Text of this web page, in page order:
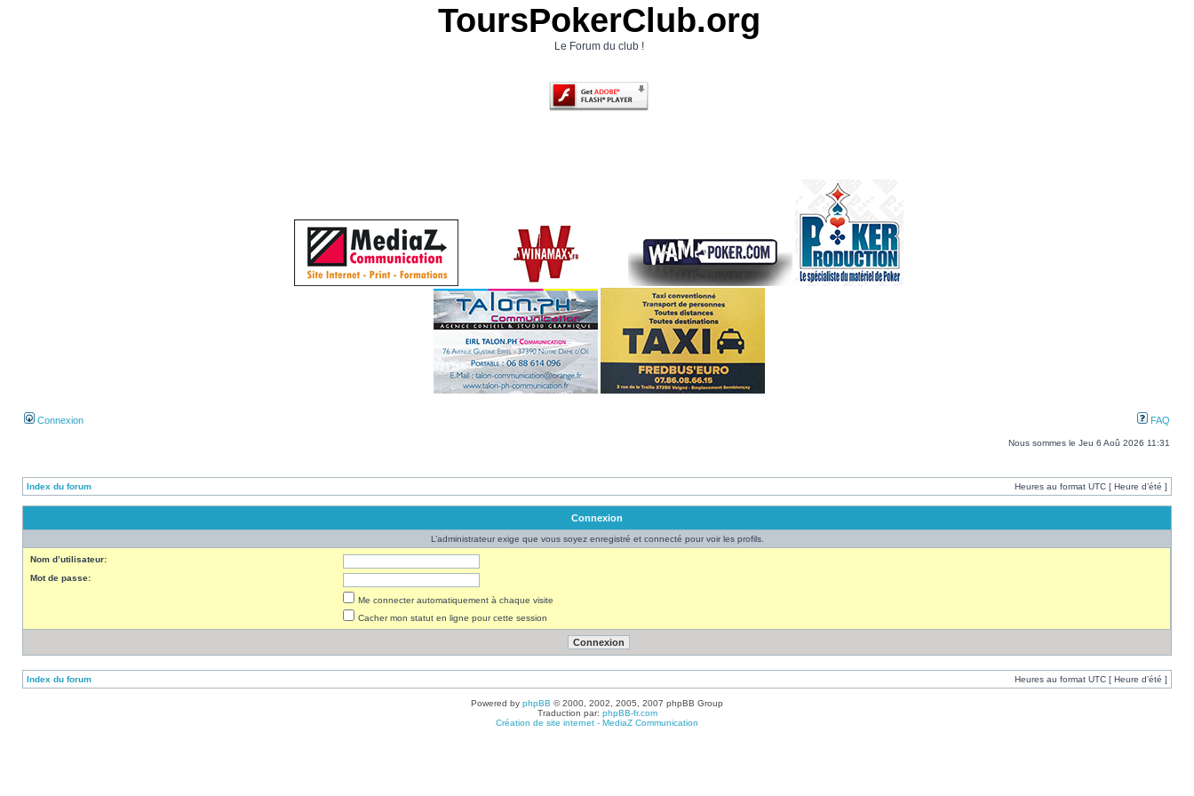
ToursPokerClub.org
Le Forum du club !
Connexion FAQ
Nous sommes le Jeu 6 Aoû 2026 11:31
Index du forum Heures au format UTC [ Heure d’été ]
Connexion
L’administrateur exige que vous soyez enregistré et connecté pour voir les profils.
Nom d’utilisateur:
Mot de passe:
Me connecter automatiquement à chaque visite
Cacher mon statut en ligne pour cette session
Index du forum Heures au format UTC [ Heure d’été ]
Powered by phpBB © 2000, 2002, 2005, 2007 phpBB Group
Traduction par: phpBB-fr.com
Création de site internet - MediaZ Communication